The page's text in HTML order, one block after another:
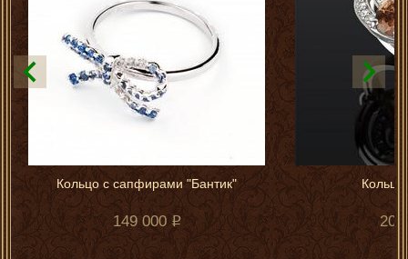
Кольцо с сапфирами "Бантик"
149 000
Кольцо
205